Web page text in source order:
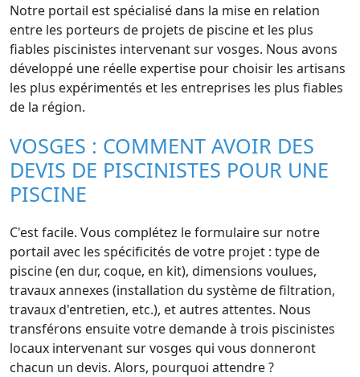
Notre portail est spécialisé dans la mise en relation
entre les porteurs de projets de piscine et les plus
fiables piscinistes intervenant sur vosges. Nous avons
développé une réelle expertise pour choisir les artisans
les plus expérimentés et les entreprises les plus fiables
de la région.
VOSGES : COMMENT AVOIR DES
DEVIS DE PISCINISTES POUR UNE
PISCINE
C'est facile. Vous complétez le formulaire sur notre
portail avec les spécificités de votre projet : type de
piscine (en dur, coque, en kit), dimensions voulues,
travaux annexes (installation du système de filtration,
travaux d'entretien, etc.), et autres attentes. Nous
transférons ensuite votre demande à trois piscinistes
locaux intervenant sur vosges qui vous donneront
chacun un devis. Alors, pourquoi attendre ?